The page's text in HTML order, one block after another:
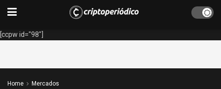
[ccpw id="98"]
Home Mercados